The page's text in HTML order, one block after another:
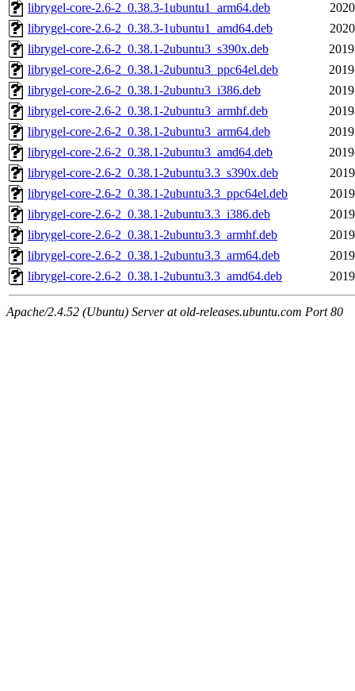
librygel-core-2.6-2_0.38.3-1ubuntu1_arm64.deb
librygel-core-2.6-2_0.38.3-1ubuntu1_amd64.deb
librygel-core-2.6-2_0.38.1-2ubuntu3_s390x.deb
librygel-core-2.6-2_0.38.1-2ubuntu3_ppc64el.deb
librygel-core-2.6-2_0.38.1-2ubuntu3_i386.deb
librygel-core-2.6-2_0.38.1-2ubuntu3_armhf.deb
librygel-core-2.6-2_0.38.1-2ubuntu3_arm64.deb
librygel-core-2.6-2_0.38.1-2ubuntu3_amd64.deb
librygel-core-2.6-2_0.38.1-2ubuntu3.3_s390x.deb
librygel-core-2.6-2_0.38.1-2ubuntu3.3_ppc64el.deb
librygel-core-2.6-2_0.38.1-2ubuntu3.3_i386.deb
librygel-core-2.6-2_0.38.1-2ubuntu3.3_armhf.deb
librygel-core-2.6-2_0.38.1-2ubuntu3.3_arm64.deb
librygel-core-2.6-2_0.38.1-2ubuntu3.3_amd64.deb
Apache/2.4.52 (Ubuntu) Server at old-releases.ubuntu.com Port 80